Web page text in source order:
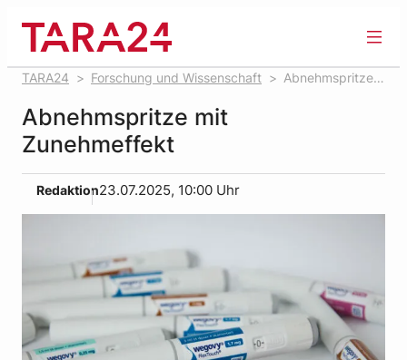
springen
TARA24 Forschung und Wissenschaft
Abnehmspritze
Abnehmspritze mit
Zunehmeffekt
Redaktion23.07.2025, 10:00 Uhr